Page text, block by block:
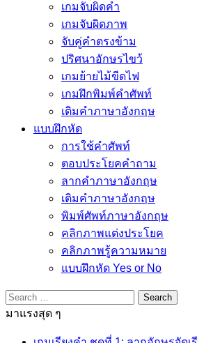
เกมจับผิดคำ
เกมจับผิดภาพ
จับคู่คำตรงข้าม
ปริศนาอักษรไขว้
เกมย้ายไม้ขีดไฟ
เกมฝึกพิมพ์คำศัพท์
เติมคำภาษาอังกฤษ
แบบฝึกหัด
การใช้คำศัพท์
ตอบประโยคคำถาม
ลากคำภาษาอังกฤษ
เติมคำภาษาอังกฤษ
พิมพ์ศัพท์ภาษาอังกฤษ
คลิกภาพแต่งประโยค
คลิกภาพรู้ความหมาย
แบบฝึกหัด Yes or No
Search
for:
มาแรงสุด ๆ